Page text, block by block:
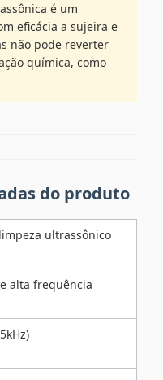
é um
eficácia a sujeira e
não pode reverter
química, como
do produto
ultrassônico
alta frequência